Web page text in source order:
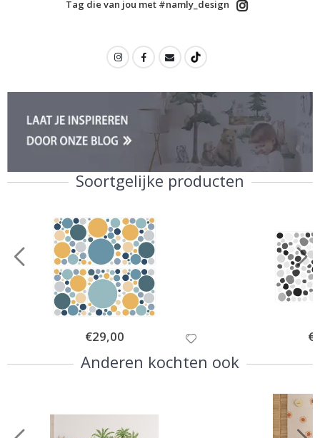
Tag die van jou met #namly_design
Soortgelijke producten
Special
Price
€29,00
Anderen kochten ook